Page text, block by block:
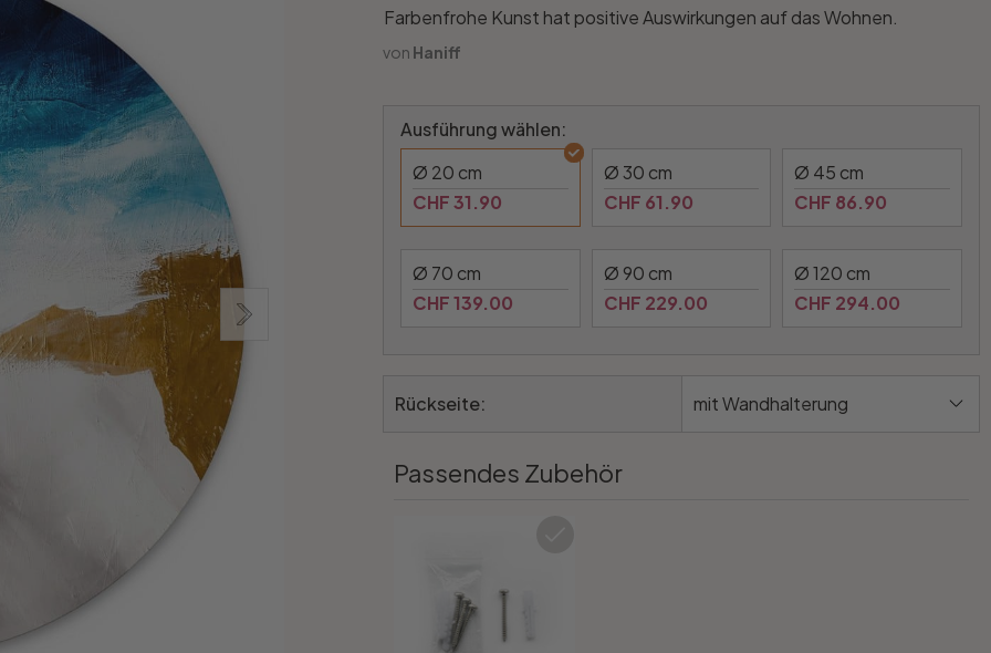
Farbenfrohe Kunst hat positive Auswirkungen auf das Wohnen.
von Haniff
Ausführung wählen:
Ø 20 cm
CHF 31.90
Ø 30 cm
CHF 61.90
Ø 45 cm
CHF 86.90
Ø 70 cm
CHF 139.00
Ø 90 cm
CHF 229.00
Ø 120 cm
CHF 294.00
Rückseite: mit Wandhalterung
Passendes Zubehör